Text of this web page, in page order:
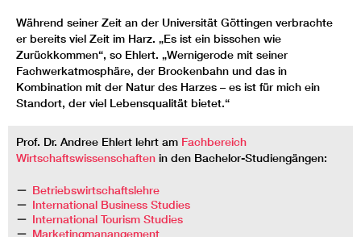
Während seiner Zeit an der Universität Göttingen verbrachte
er bereits viel Zeit im Harz. „Es ist ein bisschen wie
Zurückkommen“, so Ehlert. „Wernigerode mit seiner
Fachwerkatmosphäre, der Brockenbahn und das in
Kombination mit der Natur des Harzes – es ist für mich ein
Standort, der viel Lebensqualität bietet.“
Prof. Dr. Andree Ehlert lehrt am Fachbereich
Wirtschaftswissenschaften in den Bachelor-Studiengängen:
Betriebswirtschaftslehre
International Business Studies
International Tourism Studies
Marketingmanangement